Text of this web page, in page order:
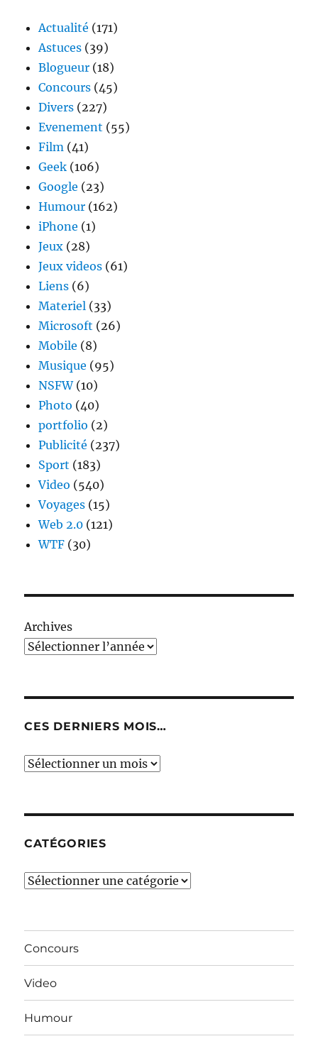
Actualité (171)
Astuces (39)
Blogueur (18)
Concours (45)
Divers (227)
Evenement (55)
Film (41)
Geek (106)
Google (23)
Humour (162)
iPhone (1)
Jeux (28)
Jeux videos (61)
Liens (6)
Materiel (33)
Microsoft (26)
Mobile (8)
Musique (95)
NSFW(10)
Photo (40)
portfolio (2)
Publicité (237)
Sport (183)
Video (540)
Voyages (15)
Web 2.0 (121)
WTF (30)
Archives
CES DERNIERS MOIS…
Ces
CATÉGORIES
Catégories
Concours
Video
Humour